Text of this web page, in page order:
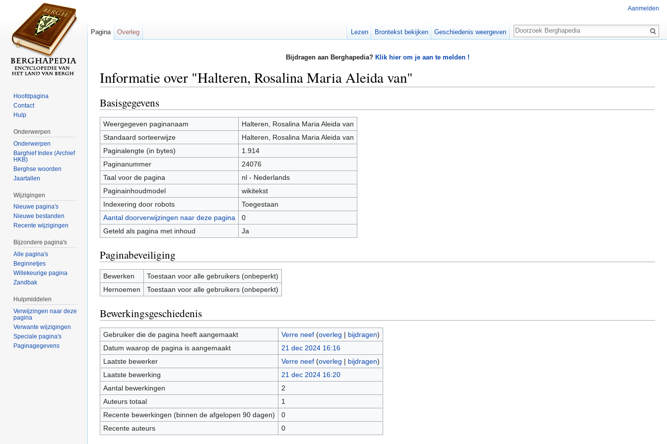
Bijdragen aan Berghapedia? Klik hier om je aan te melden !
Informatie over "Halteren, Rosalina Maria Aleida van"
Basisgegevens
Weergegeven paginanaam
Halteren, Rosalina Maria Aleida van
Standaard sorteerwijze
Halteren, Rosalina Maria Aleida van
Paginalengte (in bytes)
1.914
Paginanummer
24076
Taal voor de pagina
nl - Nederlands
Paginainhoudmodel
wikitekst
Indexering door robots
Toegestaan
Aantal doorverwijzingen naar deze pagina
0
Geteld als pagina met inhoud
Ja
Paginabeveiliging
Bewerken
Toestaan voor alle gebruikers (onbeperkt)
Hernoemen
Toestaan voor alle gebruikers (onbeperkt)
Bewerkingsgeschiedenis
Gebruiker die de pagina heeft aangemaakt Verre neef (overleg | bijdragen)
Datum waarop de pagina is aangemaakt
21 dec 2024 16:16
Laatste bewerker
Verre neef (overleg | bijdragen)
Laatste bewerking
21 dec 2024 16:20
Aantal bewerkingen
2
Auteurs totaal
1
Recente bewerkingen (binnen de afgelopen 90 dagen)
0
Recente auteurs
0
Aanmelden
Pagina Overleg Lezen Brontekst bekijken Geschiedenis weergeven
Zoeken
Hoofdpagina
Contact
Hulp
Onderwerpen
Onderwerpen
Barghief Index (Archief
HKB)
Berghse woorden
Jaartallen
Wijzigingen
Nieuwe pagina's
Nieuwe bestanden
Recente wijzigingen
Bijzondere pagina's
Alle pagina's
Beginnetjes
Willekeurige pagina
Zandbak
Hulpmiddelen
Verwijzingen naar deze
pagina
Verwante wijzigingen
Speciale pagina's
Paginagegevens